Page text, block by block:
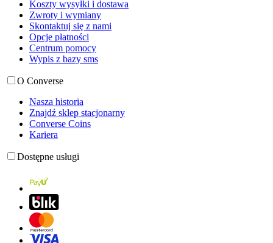
Koszty wysyłki i dostawa
Zwroty i wymiany
Skontaktuj się z nami
Opcje płatności
Centrum pomocy
Wypis z bazy sms
O Converse
Nasza historia
Znajdź sklep stacjonarny
Converse Coins
Kariera
Dostępne usługi